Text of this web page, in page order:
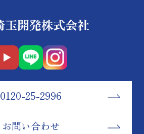
0120-25-2996
お問い合わせ